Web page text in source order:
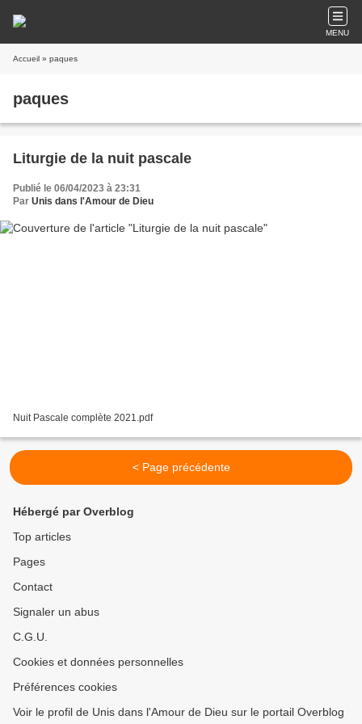
MENU
Accueil » paques
paques
Liturgie de la nuit pascale
Publié le 06/04/2023 à 23:31
Par Unis dans l'Amour de Dieu
Nuit Pascale complète 2021.pdf
< Page précédente
Hébergé par Overblog
Top articles
Pages
Contact
Signaler un abus
C.G.U.
Cookies et données personnelles
Préférences cookies
Voir le profil de Unis dans l'Amour de Dieu sur le portail Overblog